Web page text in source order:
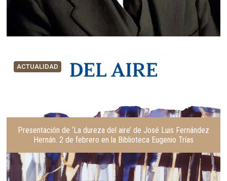
ACTUALIDAD
Presentación de ‘La dureza del aire’ de José Luis Fernández
Hernán. 2 de febrero en la Biblioteca Eugenio Trías